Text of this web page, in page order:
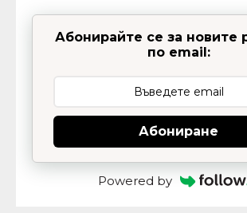
Абонирайте се за новите
по email:
Абониране
Powered by